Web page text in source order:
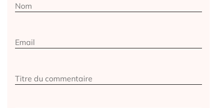
Alternative: